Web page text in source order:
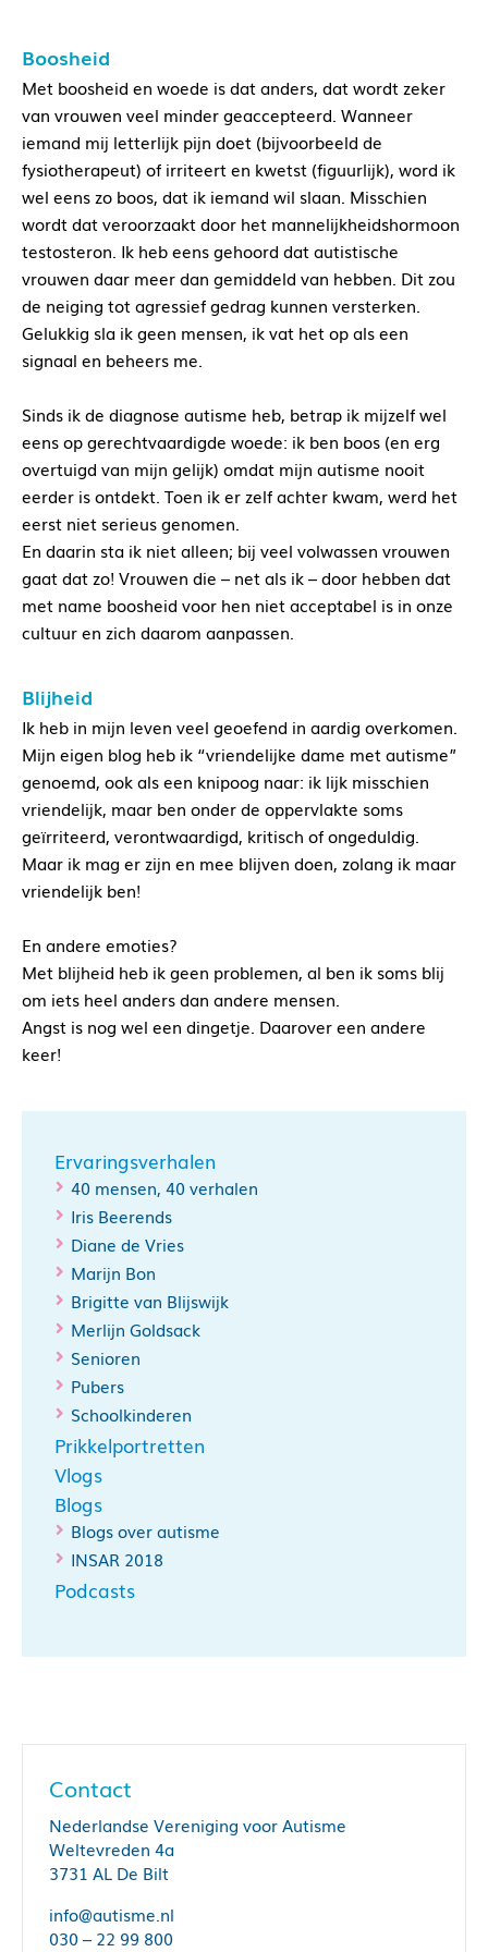
Boosheid
Met boosheid en woede is dat anders, dat wordt zeker
van vrouwen veel minder geaccepteerd. Wanneer
iemand mij letterlijk pijn doet (bijvoorbeeld de
fysiotherapeut) of irriteert en kwetst (figuurlijk), word ik
wel eens zo boos, dat ik iemand wil slaan. Misschien
wordt dat veroorzaakt door het mannelijkheidshormoon
testosteron. Ik heb eens gehoord dat autistische
vrouwen daar meer dan gemiddeld van hebben. Dit zou
de neiging tot agressief gedrag kunnen versterken.
Gelukkig sla ik geen mensen, ik vat het op als een
signaal en beheers me.
Sinds ik de diagnose autisme heb, betrap ik mijzelf wel
eens op gerechtvaardigde woede: ik ben boos (en erg
overtuigd van mijn gelijk) omdat mijn autisme nooit
eerder is ontdekt. Toen ik er zelf achter kwam, werd het
eerst niet serieus genomen.
En daarin sta ik niet alleen; bij veel volwassen vrouwen
gaat dat zo! Vrouwen die – net als ik – door hebben dat
met name boosheid voor hen niet acceptabel is in onze
cultuur en zich daarom aanpassen.
Blijheid
Ik heb in mijn leven veel geoefend in aardig overkomen.
Mijn eigen blog heb ik “vriendelijke dame met autisme”
genoemd, ook als een knipoog naar: ik lijk misschien
vriendelijk, maar ben onder de oppervlakte soms
geïrriteerd, verontwaardigd, kritisch of ongeduldig.
Maar ik mag er zijn en mee blijven doen, zolang ik maar
vriendelijk ben!
En andere emoties?
Met blijheid heb ik geen problemen, al ben ik soms blij
om iets heel anders dan andere mensen.
Angst is nog wel een dingetje. Daarover een andere
keer!
Ervaringsverhalen
40 mensen, 40 verhalen
Iris Beerends
Diane de Vries
Marijn Bon
Brigitte van Blijswijk
Merlijn Goldsack
Senioren
Pubers
Schoolkinderen
Prikkelportretten
Vlogs
Blogs
Blogs over autisme
INSAR 2018
Podcasts
Contact
Nederlandse Vereniging voor Autisme
Weltevreden 4a
3731 AL De Bilt
info@autisme.nl
030 – 22 99 800